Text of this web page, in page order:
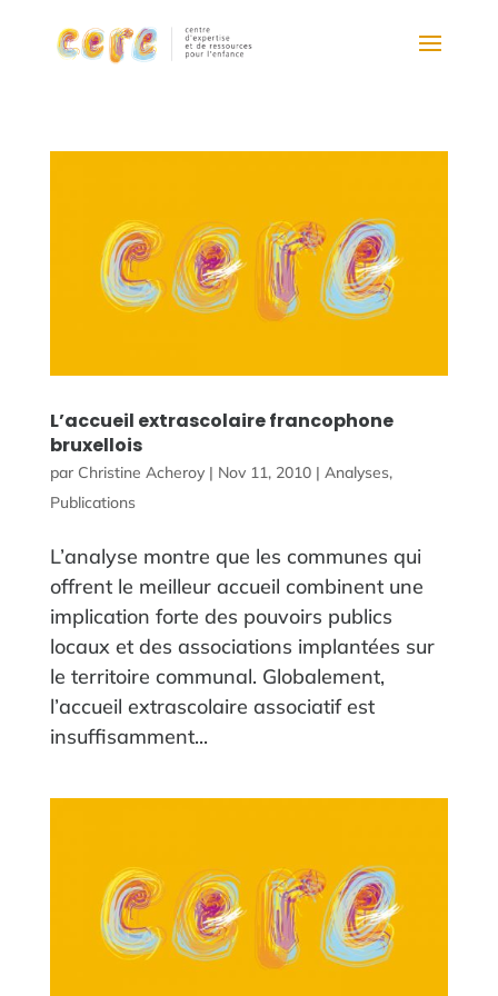
L’accueil extrascolaire francophone
bruxellois
par Christine Acheroy| Nov 11, 2010| Analyses,
Publications
L’analyse montre que les communes qui
offrent le meilleur accueil combinent une
implication forte des pouvoirs publics
locaux et des associations implantées sur
le territoire communal. Globalement,
l’accueil extrascolaire associatif est
insuffisamment...